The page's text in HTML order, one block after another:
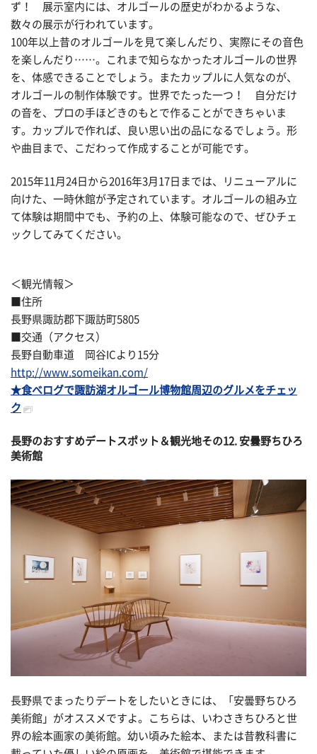
ず！ 展示室内には、オルゴールの歴史がわかるような、
数々の展示が行われています。
100年以上昔のオルゴールを見て楽しんだり、実際にその音色
を楽しんだり……。これまで知らなかったオルゴールの世界
を、体感できることでしょう。またカップルに人気なのが、
オルゴールの制作体験です。世界でたった一つ！ 自分だけ
の音を、プロの手ほどきのもとで作ることができちゃいま
す。カップルで作れば、良い思い出の品になるでしょう。形
や曲目まで、こだわって作成することが可能です。
2015年11月24日から2016年3月17日までは、リニューアルに
向けた、一時休館が予定されています。オルゴールの組み立
て体験は期間中でも、予約の上、体験可能なので、ぜひチェ
ックしてみてください。
＜観光情報＞
■住所
長野県諏訪郡下諏訪町5805
■交通（アクセス）
長野自動車道 岡谷ICより15分
http://www.someikan.com/
★食べログで諏訪湖オルゴール博物館周辺のグルメをチェッ
ク
長野のおすすめデートスポット＆観光地その12. 安曇野ちひろ
美術館
長野県でまったりデートをしたいときには、「安曇野ちひろ
美術館」がオススメですよ。こちらは、いわさきちひろと世
界の絵本画家の美術館。幼い頃みた絵本、または昔教科書に